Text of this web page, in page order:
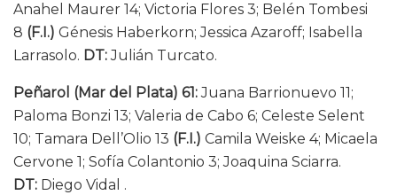
Anahel Maurer 14; Victoria Flores 3; Belén Tombesi
8 (F.I.) Génesis Haberkorn; Jessica Azaroff; Isabella
Larrasolo. DT:Julián Turcato.
Peñarol (Mar del Plata) 61:Juana Barrionuevo 11;
Paloma Bonzi 13; Valeria de Cabo 6; Celeste Selent
10; Tamara Dell’Olio 13 (F.I.) Camila Weiske 4; Micaela
Cervone 1; Sofía Colantonio 3; Joaquina Sciarra.
DT: Diego Vidal .